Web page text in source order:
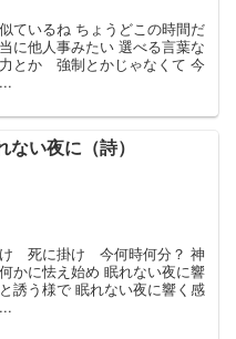
ているね ちょうどこの時間だ
に他人事みたい 選べる言葉な
とか 強制とかじゃなくて 今
ない夜に（詩）
け 死に掛け 今何時何分？ 神
かに怯え始め 眠れない夜に響
誘う様で 眠れない夜に響く感